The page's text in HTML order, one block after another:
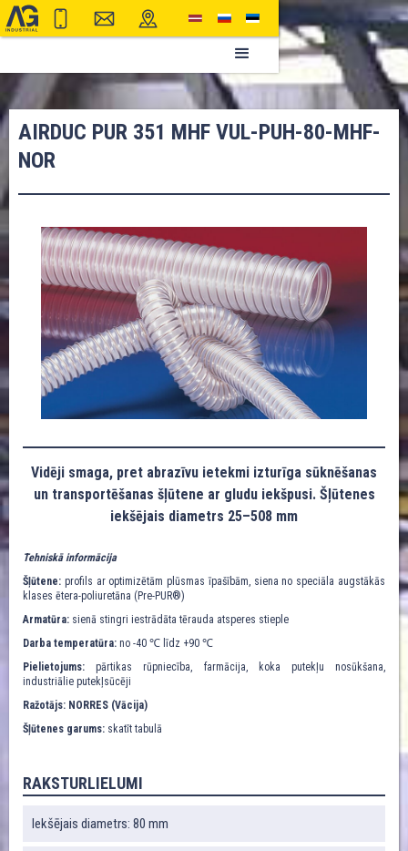
AIRDUC PUR 351 MHF VUL-PUH-80-MHF-
NOR
Vidēji smaga, pret abrazīvu ietekmi izturīga sūknēšanas
un transportēšanas šļūtene ar gludu iekšpusi. Šļūtenes
iekšējais diametrs 25–508 mm
Tehniskā informācija
Šļūtene: profils ar optimizētām plūsmas īpašībām, siena no speciāla augstākās
klases ētera-poliuretāna (Pre-PUR®)
Armatūra: sienā stingri iestrādāta tērauda atsperes stieple
Darba temperatūra: no -40 ℃ līdz +90 ℃
Pielietojums: pārtikas rūpniecība, farmācija, koka putekļu nosūkšana,
industriālie putekļsūcēji
Ražotājs: NORRES (Vācija)
Šļūtenes garums: skatīt tabulā
RAKSTURLIELUMI
Iekšējais diametrs: 80 mm